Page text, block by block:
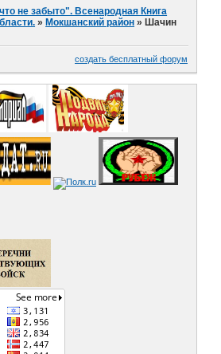
не забыто". Всенародная Книга
» Мокшанский район » Шачин
создать бесплатный форум